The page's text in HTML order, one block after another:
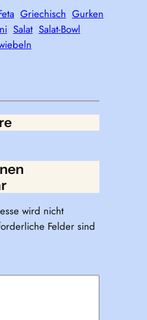
Griechisch Gurken
Salat Salat-Bowl
wird nicht
Felder sind